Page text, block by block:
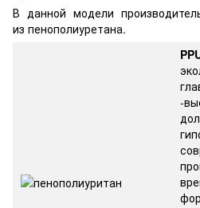
В данной модели
из пенополиуретана.
-